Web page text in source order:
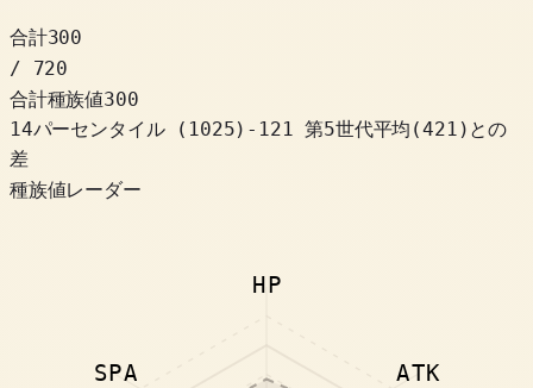
合計300
/ 720
合計種族値300
14パーセンタイル
( 1025) -121 第5世代平均(421)との
差
種族値レーダー
HP
ATK
SPA